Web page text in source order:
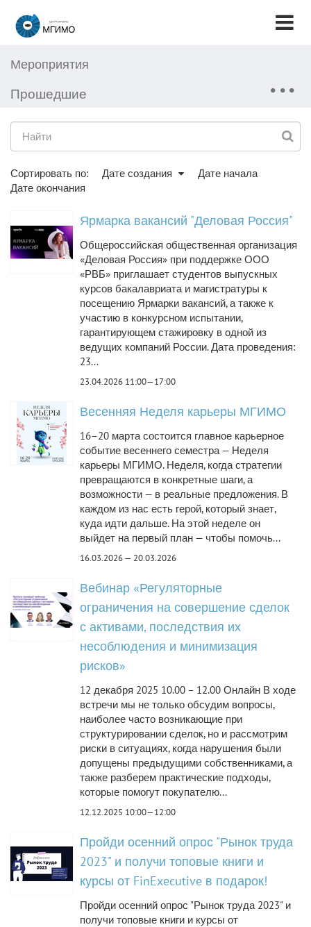
Мероприятия
Прошедшие
Сортировать по: Дате создания
Дате начала
Дате окончания
Ярмарка вакансий "Деловая Россия"
Общероссийская общественная организация
«Деловая Россия» при поддержке ООО
«РВБ» приглашает студентов выпускных
курсов бакалавриата и магистратуры к
посещению Ярмарки вакансий, а также к
участию в конкурсном испытании,
гарантирующем стажировку в одной из
ведущих компаний России. Дата проведения:
23...
23.04.2026 11:00—17:00
Весенняя Неделя карьеры МГИМО
16–20 марта состоится главное карьерное
событие весеннего семестра — Неделя
карьеры МГИМО. Неделя, когда стратегии
превращаются в конкретные шаги, а
возможности — в реальные предложения. В
каждом из нас есть герой, который знает,
куда идти дальше. На этой неделе он
выйдет на первый план — чтобы помочь...
16.03.2026 — 20.03.2026
Вебинар «Регуляторные
ограничения на совершение сделок
с активами, последствия их
несоблюдения и минимизация
рисков»
12 декабря 2025 10.00 – 12.00 Онлайн В ходе
встречи мы не только обсудим вопросы,
наиболее часто возникающие при
структурировании сделок, но и рассмотрим
риски в ситуациях, когда нарушения были
допущены предыдущими собственниками, а
также разберем практические подходы,
которые помогут покупателю...
12.12.2025 10:00—12:00
Пройди осенний опрос "Рынок труда
2023" и получи топовые книги и
курсы от FinExecutive в подарок!
Пройди осенний опрос "Рынок труда 2023" и
получи топовые книги и курсы от